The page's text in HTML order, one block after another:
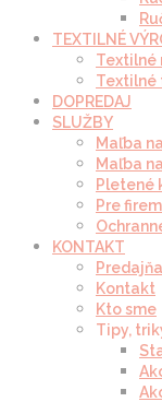
TEXTILNÉ
Textilné
Textilné
DOPREDAJ
SLUŽBY
Maľba
Maľba
Pletené
Pre
KONTAKT
Predajňa
Kontakt
Kto sme
Tipy,